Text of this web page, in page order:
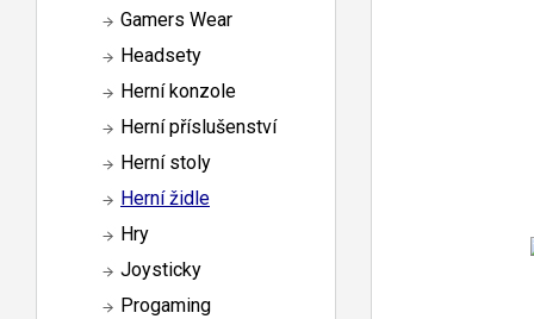
Gamers Wear
Headsety
Herní konzole
Herní příslušenství
Herní stoly
Herní židle
Hry
Joysticky
Progaming